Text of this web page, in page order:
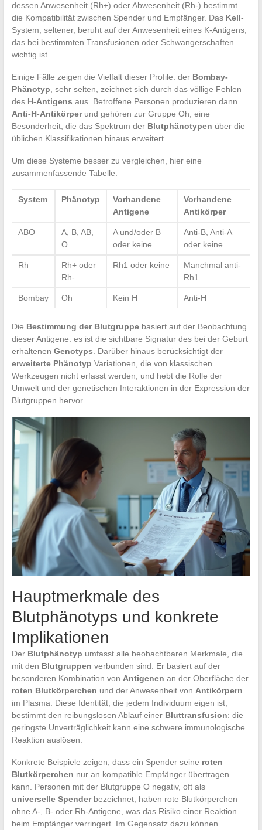
dessen Anwesenheit (Rh+) oder Abwesenheit (Rh-) bestimmt
die Kompatibilität zwischen Spender und Empfänger. Das Kell-
System, seltener, beruht auf der Anwesenheit eines K-Antigens,
das bei bestimmten Transfusionen oder Schwangerschaften
wichtig ist.
Einige Fälle zeigen die Vielfalt dieser Profile: der Bombay-
Phänotyp , sehr selten, zeichnet sich durch das völlige Fehlen
des H-Antigens aus. Betroffene Personen produzieren dann
Anti-H-Antikörperund gehören zur Gruppe Oh, eine
Besonderheit, die das Spektrum der Blutphänotypen über die
üblichen Klassifikationen hinaus erweitert.
Um diese Systeme besser zu vergleichen, hier eine
zusammenfassende Tabelle:
System Phänotyp
Vorhandene
Antigene
Vorhandene
Antikörper
ABO
A, B, AB,
O
A und/oder B
oder keine
Anti-B, Anti-A
oder keine
Rh
Rh+ oder
Rh-
Rh1 oder keine
Manchmal anti-
Rh1
Bombay Oh Kein H Anti-H
Die Bestimmung der Blutgruppebasiert auf der Beobachtung
dieser Antigene: es ist die sichtbare Signatur des bei der Geburt
erhaltenen Genotyps . Darüber hinaus berücksichtigt der
erweiterte Phänotyp Variationen, die von klassischen
Werkzeugen nicht erfasst werden, und hebt die Rolle der
Umwelt und der genetischen Interaktionen in der Expression der
Blutgruppen hervor.
Hauptmerkmale des
Blutphänotyps und konkrete
Implikationen
Der Blutphänotyp umfasst alle beobachtbaren Merkmale, die
mit den Blutgruppen verbunden sind. Er basiert auf der
besonderen Kombination von Antigenen an der Oberfläche der
roten Blutkörperchen und der Anwesenheit von Antikörpern
im Plasma. Diese Identität, die jedem Individuum eigen ist,
bestimmt den reibungslosen Ablauf einer Bluttransfusion: die
geringste Unverträglichkeit kann eine schwere immunologische
Reaktion auslösen.
Konkrete Beispiele zeigen, dass ein Spender seine roten
Blutkörperchen nur an kompatible Empfänger übertragen
kann. Personen mit der Blutgruppe O negativ, oft als
universelle Spenderbezeichnet, haben rote Blutkörperchen
ohne A-, B- oder Rh-Antigene, was das Risiko einer Reaktion
beim Empfänger verringert. Im Gegensatz dazu können